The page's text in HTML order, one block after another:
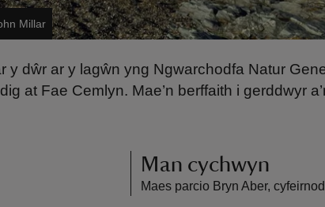
Millar
dŵr ar y lagŵn yng Ngwarchodfa Natur
at Fae Cemlyn. Mae’n berffaith i gerddwyr
Man cychwyn
Maes parcio Bryn Aber,